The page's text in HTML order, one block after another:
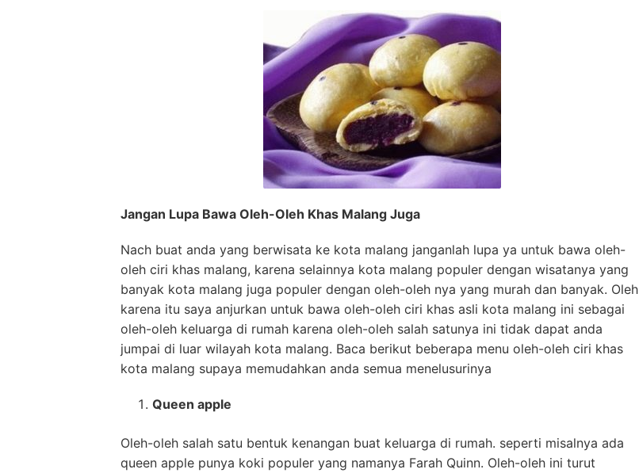
Jangan Lupa Bawa Oleh-Oleh Khas Malang Juga
Nach buat anda yang berwisata ke kota malang janganlah lupa ya untuk bawa oleh-
oleh ciri khas malang, karena selainnya kota malang populer dengan wisatanya yang
banyak kota malang juga populer dengan oleh-oleh nya yang murah dan banyak. Oleh
karena itu saya anjurkan untuk bawa oleh-oleh ciri khas asli kota malang ini sebagai
oleh-oleh keluarga di rumah karena oleh-oleh salah satunya ini tidak dapat anda
jumpai di luar wilayah kota malang. Baca berikut beberapa menu oleh-oleh ciri khas
kota malang supaya memudahkan anda semua menelusurinya
Queen apple
Oleh-oleh salah satu bentuk kenangan buat keluarga di rumah. seperti misalnya ada
queen apple punya koki populer yang namanya Farah Quinn. Oleh-oleh ini turut